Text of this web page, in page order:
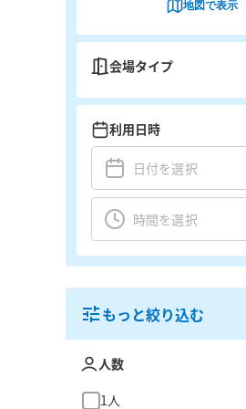
地図で表示
会場タイプ
利用日時
もっと絞り込む
人数
1人